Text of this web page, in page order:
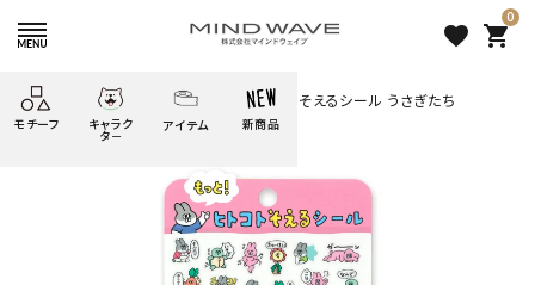
favorite
0
shopping_cart
モチーフ
どうぶつ
キャラク
タ－
しばんばん
にゃんすけ
ぴよこ豆
うさぎの
ムーちゃん
アイテム
シール
ふせん
新商品
絞り込み検索
HOME すべての商品 もっとヒトコトそえるシール うさぎたち